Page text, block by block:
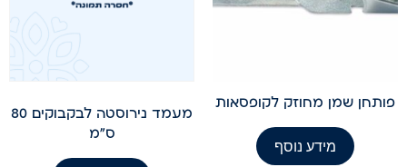
פותחן שמן מחוזק לקופסאות
מידע נוסף
מעמד נירוסטה לבקבוקים 80
ס"מ